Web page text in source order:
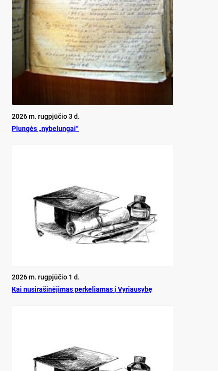
2026 m. rugpjūčio 3 d.
Plun­gės „ny­be­lun­gai“
2026 m. rugpjūčio 1 d.
Kai nu­si­ra­ši­nė­ji­mas per­ke­lia­mas į Vy­riau­sy­bę